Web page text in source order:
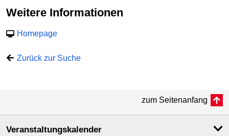
Weitere Informationen
Homepage
Zurück zur Suche
zum Seitenanfang
Veranstaltungskalender